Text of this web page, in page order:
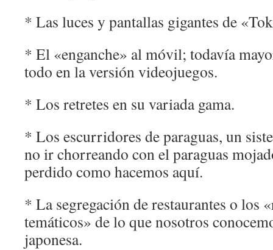
* Las luces y pantallas gigantes de
* El «enganche» al móvil; todavía
todo en la versión videojuegos.
* Los retretes en su variada gama.
* Los escurridores de paraguas, un
no ir chorreando con el paraguas
perdido como hacemos aquí.
* La segregación de restaurantes o los
temáticos» de lo que nosotros
japonesa.